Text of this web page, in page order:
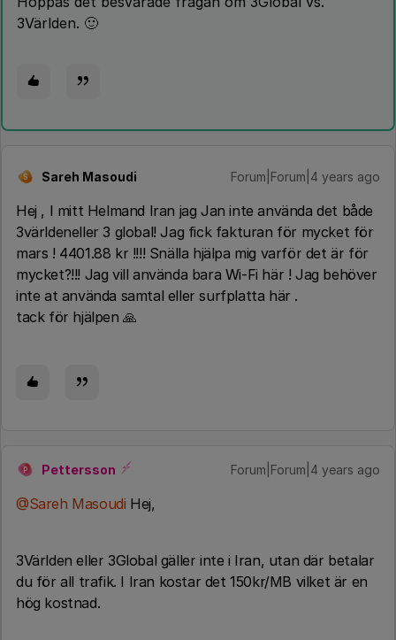
3Världen. 🙂
S Sareh Masoudi Forum|Forum|4 years ago
Hej , I mitt Helmand Iran jag Jan inte använda det både
3världeneller 3 global! Jag fick fakturan för mycket för
mars ! 4401.88 kr !!!! Snälla hjälpa mig varför det är för
mycket?!!! Jag vill använda bara Wi-Fi här ! Jag behöver
inte at använda samtal eller surfplatta här .
tack för hjälpen 🙏
P Pettersson Forum|Forum|4 years ago
@Sareh Masoudi Hej,
3Världen eller 3Global gäller inte i Iran, utan där betalar
du för all trafik. I Iran kostar det 150kr/MB vilket är en
hög kostnad.